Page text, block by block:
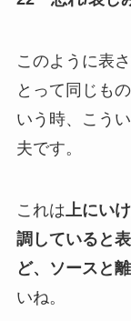
このように表
とって同じも
いう時、こう
夫です。
これは上にい
調していると
ど、ソースと
いね。